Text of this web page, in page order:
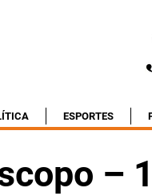
ESPORTES
–